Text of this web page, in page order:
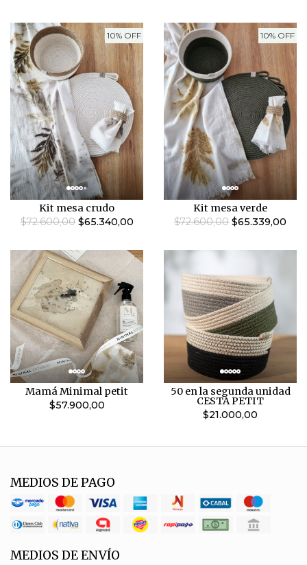
10% OFF
Kit mesa crudo
$72.600,00$65.340,00
10% OFF
Kit mesa verde
$72.600,00 $65.339,00
Mamá Minimal petit
$57.900,00
50 en la segunda unidad
CESTA PETIT
$21.000,00
MEDIOS DE PAGO
MEDIOS DE ENVÍO